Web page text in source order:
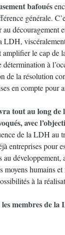
bafoués
générale.
découragement
LDH,
le cap de
à
de la résolution
en compte pour
tout au long de
avec
de la LDH au
entreprises pour
développement,
humains
à la
membres de la